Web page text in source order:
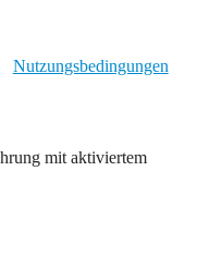
Nutzungsbedingungen
mit aktiviertem